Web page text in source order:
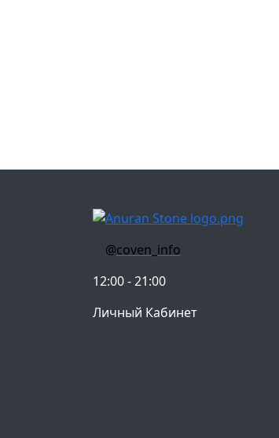
@coven_info
12:00 - 21:00
Личный Кабинет